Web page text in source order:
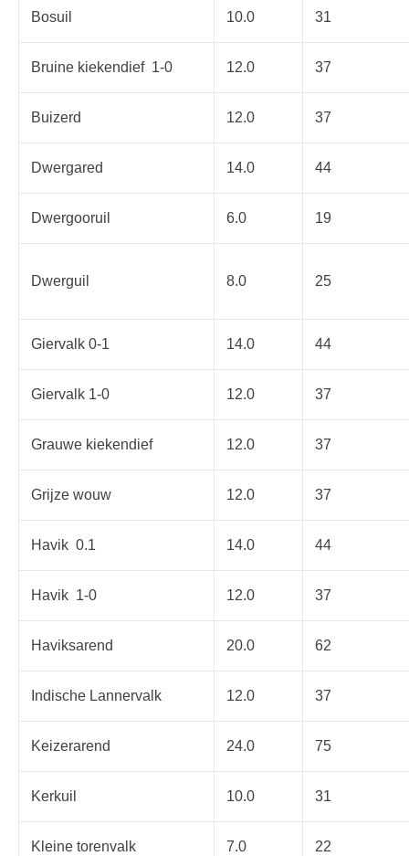
Bosuil 10.0 31
Bruine kiekendief 1-0 12.0 37
Buizerd 12.0 37
Dwergared 14.0 44
Dwergooruil 6.0 19
Dwerguil 8.0 25
Giervalk 0-1 14.0 44
Giervalk 1-0 12.0 37
Grauwe kiekendief 12.0 37
Grijze wouw 12.0 37
Havik 0.1 14.0 44
Havik 1-0 12.0 37
Haviksarend 20.0 62
Indische Lannervalk 12.0 37
Keizerarend 24.0 75
Kerkuil 10.0 31
Kleine torenvalk 7.0 22